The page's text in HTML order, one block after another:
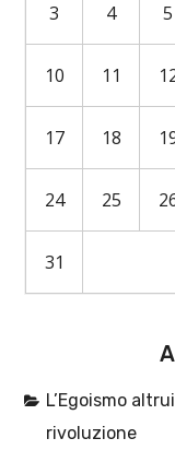
3 4 5
10 11
17 18
24 25
31
L’Egoismo
rivoluzione